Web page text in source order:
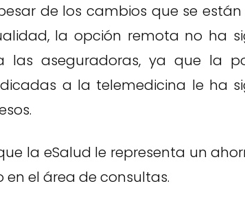
de los cambios que se
la opción remota no ha
las aseguradoras, ya que la
a la telemedicina le ha
la eSalud le representa un
en el área de consultas.